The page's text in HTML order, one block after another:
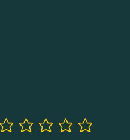
Еще нет оценок